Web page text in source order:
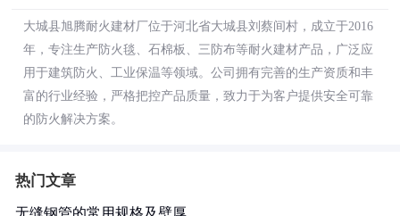
大城县旭腾耐火建材厂位于河北省大城县刘蔡间村，成立于2016
年，专注生产防火毯、石棉板、三防布等耐火建材产品，广泛应
用于建筑防火、工业保温等领域。公司拥有完善的生产资质和丰
富的行业经验，严格把控产品质量，致力于为客户提供安全可靠
的防火解决方案。
热门文章
无缝钢管的常用规格及壁厚